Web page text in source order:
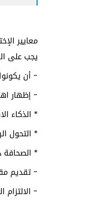
معايير
يجب على
- أن
- إظهار
* الذكاء
* التحول
* الصحافة
- تقديم
-